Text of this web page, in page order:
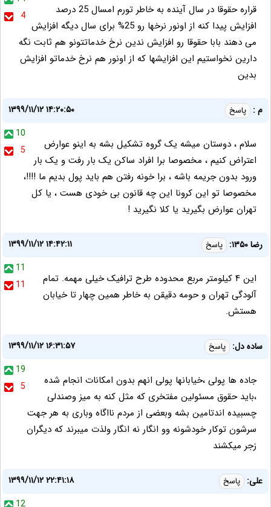
4
قراره حقوقا در سال آینده به خاطر تورم امسال 25 درصد
افزایش پیدا کنه از اونور نرخها رو 25% برای سال دیگه افزایش
می دهند بابا حقوقا رو افزایش ندین نرخ خدماتتونو هم ثابت نگه
دارین نخواستیم این افزایشها که از اونور هم نرخ خدماتو افزایش
بدین
م : پاسخ
۱۳۹۹/۱۱/۱۲ ۱۴:۲۰:۵۰
10
5
سلام ، دوستان میشه یک گروه تشکیل بشه به اینو عوارض
اعتراض کنیم ، مخصوصا برا افراد ساکن یک بار رفت و یک بار
ورود بدون جریمه باشه ، برا خونه رفتن هم باید پول بدیم ما !!!!،
مخصوصا تو این کرونا این چه قانون بی خودی هست ، یا کل
تهران عوارض بگیرید یا کلا نگیرید !
رضا ۱۳۵۰: پاسخ
۱۳۹۹/۱۱/۱۲ ۱۴:۴۲:۱۱
11
11
این ۴ کیلومتر مربع محدوده طرح ترافیک خیلی مهمه. تمام
آلودگی تهران و حومه دقیقن به خاطر همین چهار تا خیابان
هستش.
ساده دل: پاسخ
۱۳۹۹/۱۱/۱۲ ۱۶:۳۱:۵۷
19
5
جاده ها پولی ،خیابانها پولی انهم بدون امکانات انجام شده
،باید حقوق مسئولین مفتخری که مثل کنه به میز وصندلی
چسبیده اندتامین بشه وبعضی از مردم نااگاه وباری به هر جهت
سرشون توکار خودشونه وو انگار نه انگار ولذت میبرند که دیگران
زجر میکشند
علی: پاسخ
۱۳۹۹/۱۱/۱۲ ۲۲:۴۱:۱۸
12